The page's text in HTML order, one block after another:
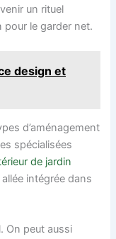
un rituel
le garder net.
design et
d’aménagement
spécialisées
de jardin
intégrée dans
On peut aussi